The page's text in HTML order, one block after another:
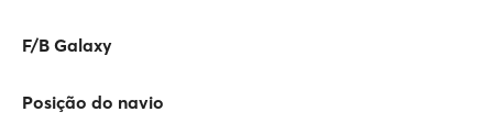
F/B Galaxy
Posição do navio